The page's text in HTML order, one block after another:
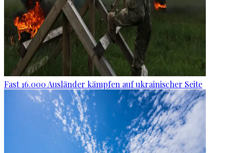
Fast 16.000 Ausländer kämpfen auf ukrainischer Seite